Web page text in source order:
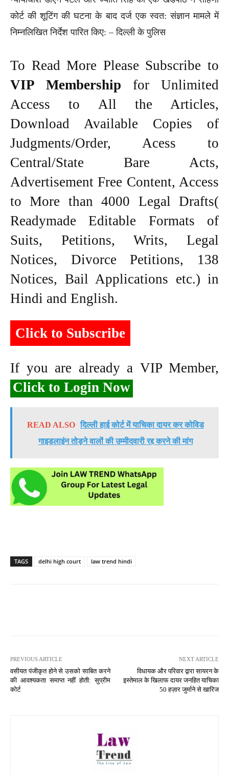
कोर्ट की शूटिंग की घटना के बाद दर्ज एक स्वत: संज्ञान मामले में
निम्नलिखित निर्देश पारित किए: – दिल्ली के पुलिस
To Read More Please Subscribe to
VIP Membership for Unlimited
Access to All the Articles,
Download Available Copies of
Judgments/Order, Acess to
Central/State Bare Acts,
Advertisement Free Content, Access
to More than 4000 Legal Drafts(
Readymade Editable Formats of
Suits, Petitions, Writs, Legal
Notices, Divorce Petitions, 138
Notices, Bail Applications etc.) in
Hindi and English.
Click to Subscribe
If you are already a VIP Member,
Click to Login Now
READ ALSO दिल्ली हाई कोर्ट में याचिका दायर कर कोविड
गाइडलाइंन तोड़ने वालों की उम्मीदवारी रद्द करने की मांग
TAGS delhi high court law trend hindi
PREVIOUS ARTICLE
वसीयत पंजीकृत होने से उसको साबित करने
की आवश्यकता समाप्त नहीं होती: सुप्रीम
कोर्ट
NEXT ARTICLE
विधायक और परिवार द्वारा सायरन के
इस्तेमाल के खिलाफ दायर जनहित याचिका
50 हज़ार जुर्माने से खारिज